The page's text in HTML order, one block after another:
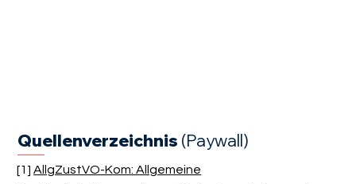
Quellenverzeichnis (Paywall)
[1]AllgZustVO-Kom: Allgemeine